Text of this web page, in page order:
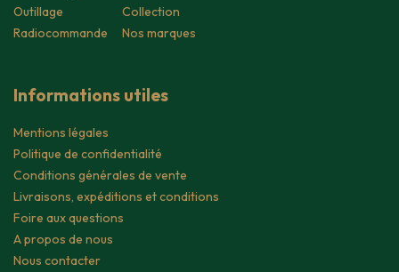
Outillage
Radiocommande
Collection
Nos marques
Informations utiles
Mentions légales
Politique de confidentialité
Conditions générales de vente
Livraisons, expéditions et conditions
Foire aux questions
A propos de nous
Nous contacter